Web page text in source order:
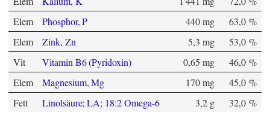
Elem
Phosphor, P 440 mg
63,0 %
Elem
Zink, Zn 5,3 mg
53,0 %
Vit
Vitamin B6 (Pyridoxin) 0,65 mg
46,0 %
Elem
Magnesium, Mg 170 mg
45,0 %
Fett
Linolsäure; LA; 18:2 Omega-6 3,2 g 32,0 %